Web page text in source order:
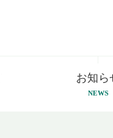
お知ら
NEWS